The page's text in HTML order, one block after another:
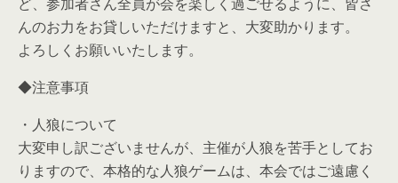
んのお力をお貸しいただけますと、大変助かります。
よろしくお願いいたします。
◆注意事項
・人狼について
大変申し訳ございませんが、主催が人狼を苦手としてお
りますので、本格的な人狼ゲームは、本会ではご遠慮く